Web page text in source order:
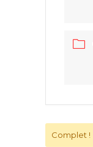
Complet !